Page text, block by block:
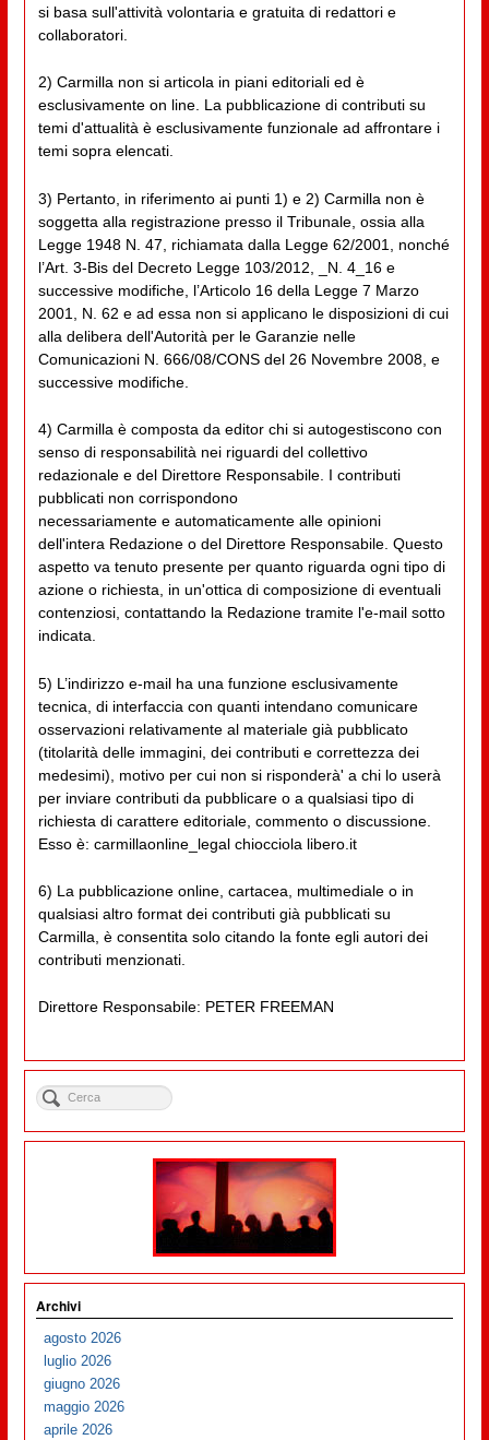
si basa sull'attività volontaria e gratuita di redattori e
collaboratori.
2) Carmilla non si articola in piani editoriali ed è
esclusivamente on line. La pubblicazione di contributi su
temi d'attualità è esclusivamente funzionale ad affrontare i
temi sopra elencati.
3) Pertanto, in riferimento ai punti 1) e 2) Carmilla non è
soggetta alla registrazione presso il Tribunale, ossia alla
Legge 1948 N. 47, richiamata dalla Legge 62/2001, nonché
l’Art. 3-Bis del Decreto Legge 103/2012, _N. 4_16 e
successive modifiche, l’Articolo 16 della Legge 7 Marzo
2001, N. 62 e ad essa non si applicano le disposizioni di cui
alla delibera dell'Autorità per le Garanzie nelle
Comunicazioni N. 666/08/CONS del 26 Novembre 2008, e
successive modifiche.
4) Carmilla è composta da editor chi si autogestiscono con
senso di responsabilità nei riguardi del collettivo
redazionale e del Direttore Responsabile. I contributi
pubblicati non corrispondono
necessariamente e automaticamente alle opinioni
dell'intera Redazione o del Direttore Responsabile. Questo
aspetto va tenuto presente per quanto riguarda ogni tipo di
azione o richiesta, in un'ottica di composizione di eventuali
contenziosi, contattando la Redazione tramite l'e-mail sotto
indicata.
5) L’indirizzo e-mail ha una funzione esclusivamente
tecnica, di interfaccia con quanti intendano comunicare
osservazioni relativamente al materiale già pubblicato
(titolarità delle immagini, dei contributi e correttezza dei
medesimi), motivo per cui non si risponderà' a chi lo userà
per inviare contributi da pubblicare o a qualsiasi tipo di
richiesta di carattere editoriale, commento o discussione.
Esso è: carmillaonline_legal chiocciola libero.it
6) La pubblicazione online, cartacea, multimediale o in
qualsiasi altro format dei contributi già pubblicati su
Carmilla, è consentita solo citando la fonte egli autori dei
contributi menzionati.
Direttore Responsabile: PETER FREEMAN
Archivi
agosto 2026
luglio 2026
giugno 2026
maggio 2026
aprile 2026